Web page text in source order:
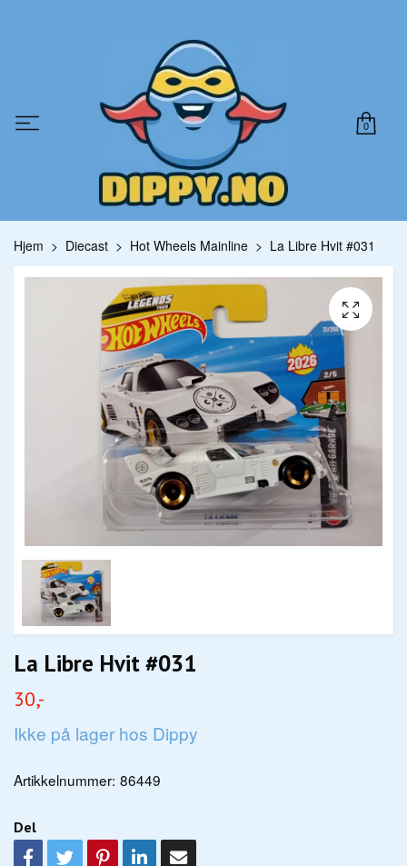
0
Hjem Diecast Hot Wheels Mainline La Libre Hvit #031
La Libre Hvit #031
30,-
Ikke på lager hos Dippy
Artikkelnummer: 86449
Del